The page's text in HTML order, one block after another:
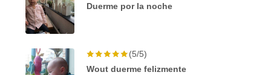
Duerme por la noche
(5/5)
Wout duerme felizmente